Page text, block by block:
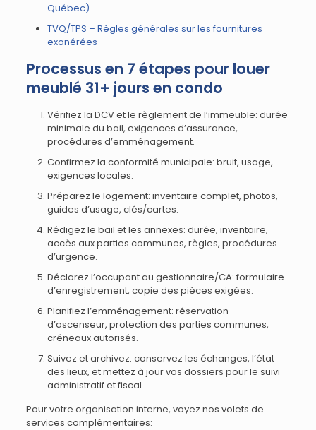
Québec)
TVQ/TPS – Règles générales sur les fournitures
exonérées
Processus en 7 étapes pour louer
meublé 31+ jours en condo
Vérifiez la DCV et le règlement de l’immeuble: durée
minimale du bail, exigences d’assurance,
procédures d’emménagement.
Confirmez la conformité municipale: bruit, usage,
exigences locales.
Préparez le logement: inventaire complet, photos,
guides d’usage, clés/cartes.
Rédigez le bail et les annexes: durée, inventaire,
accès aux parties communes, règles, procédures
d’urgence.
Déclarez l’occupant au gestionnaire/CA: formulaire
d’enregistrement, copie des pièces exigées.
Planifiez l’emménagement: réservation
d’ascenseur, protection des parties communes,
créneaux autorisés.
Suivez et archivez: conservez les échanges, l’état
des lieux, et mettez à jour vos dossiers pour le suivi
administratif et fiscal.
Pour votre organisation interne, voyez nos volets de
services complémentaires: